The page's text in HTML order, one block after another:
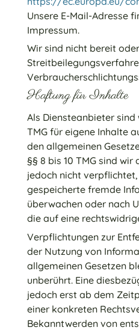
Unsere E-Mail-Adresse
Impressum.
Wir sind nicht bereit
Haftung für Inhalte
Als Diensteanbieter sind
TMG für eigene Inhalte
den allgemeinen
§§ 8 bis 10 TMG sind
jedoch nicht
gespeicherte fremde
überwachen oder nach
die auf eine
Verpflichtungen zur
der Nutzung von
allgemeinen Gesetzen
unberührt. Eine
jedoch erst ab dem
einer konkreten
Bekanntwerden von